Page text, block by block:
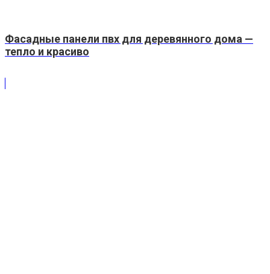
Фасадные панели пвх для деревянного дома —
тепло и красиво